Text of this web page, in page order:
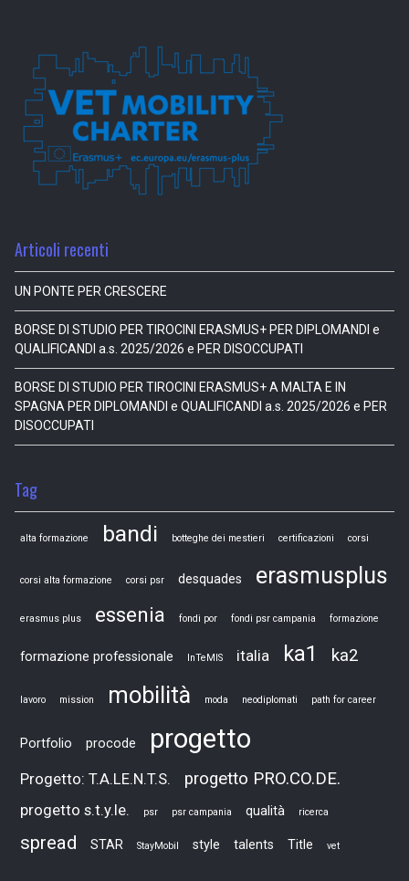
Articoli recenti
UN PONTE PER CRESCERE
BORSE DI STUDIO PER TIROCINI ERASMUS+ PER DIPLOMANDI e
QUALIFICANDI a.s. 2025/2026 e PER DISOCCUPATI
BORSE DI STUDIO PER TIROCINI ERASMUS+ A MALTA E IN
SPAGNA PER DIPLOMANDI e QUALIFICANDI a.s. 2025/2026 e PER
DISOCCUPATI
Tag
alta formazione bandi botteghe dei mestieri certificazioni corsi
corsi alta formazione corsi psr desquades erasmusplus
erasmus plus essenia fondi por fondi psr campania formazione
formazione professionale InTeMIS italia ka1 ka2
lavoro mission mobilità moda neodiplomati path for career
Portfolio procode progetto
Progetto: T.A.LE.N.T.S. progetto PRO.CO.DE.
progetto s.t.y.le. psr psr campania qualità ricerca
spread STAR StayMobil style talents Title vet